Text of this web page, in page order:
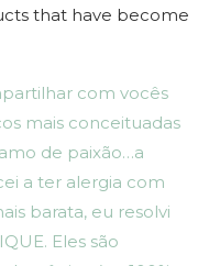
that have become
com vocês
mais conceituadas
de paixão…a
a ter alergia com
barata, eu resolvi
Eles são